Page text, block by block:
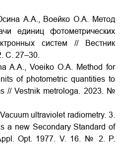
А.А., Воейко О.А. Метод
единиц фотометрических
систем // Вестник
С. 27–30.
A.A., Voeiko O.A. Method for
of photometric quantities to
// Vestnik metrologa. 2023. №
ultraviolet radiometry. 3.
a new Secondary Standard of
Opt. 1977. V. 16. № 2. P.